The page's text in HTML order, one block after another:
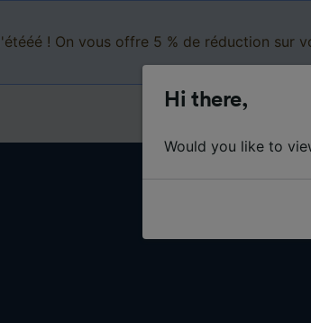
! On vous offre 5 % de réduction sur
Hi there,
Would you like to